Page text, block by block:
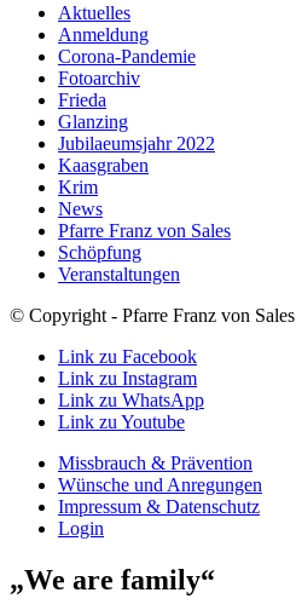
Aktuelles
Anmeldung
Corona-Pandemie
Fotoarchiv
Frieda
Glanzing
Jubilaeumsjahr 2022
Kaasgraben
Krim
News
Pfarre Franz von Sales
Schöpfung
Veranstaltungen
© Copyright - Pfarre Franz von Sales
Link zu Facebook
Link zu Instagram
Link zu WhatsApp
Link zu Youtube
Missbrauch & Prävention
Wünsche und Anregungen
Impressum & Datenschutz
Login
„We are family“